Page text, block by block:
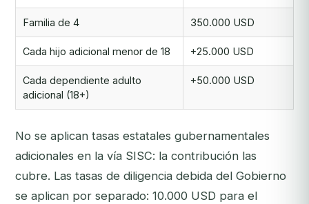
Familia de 4 350.000 USD
Cada hijo adicional menor de 18 +25.000 USD
Cada dependiente adulto
adicional (18+)
+50.000 USD
No se aplican tasas estatales gubernamentales
adicionales en la vía SISC: la contribución las
cubre. Las tasas de diligencia debida del Gobierno
se aplican por separado: 10.000 USD para el